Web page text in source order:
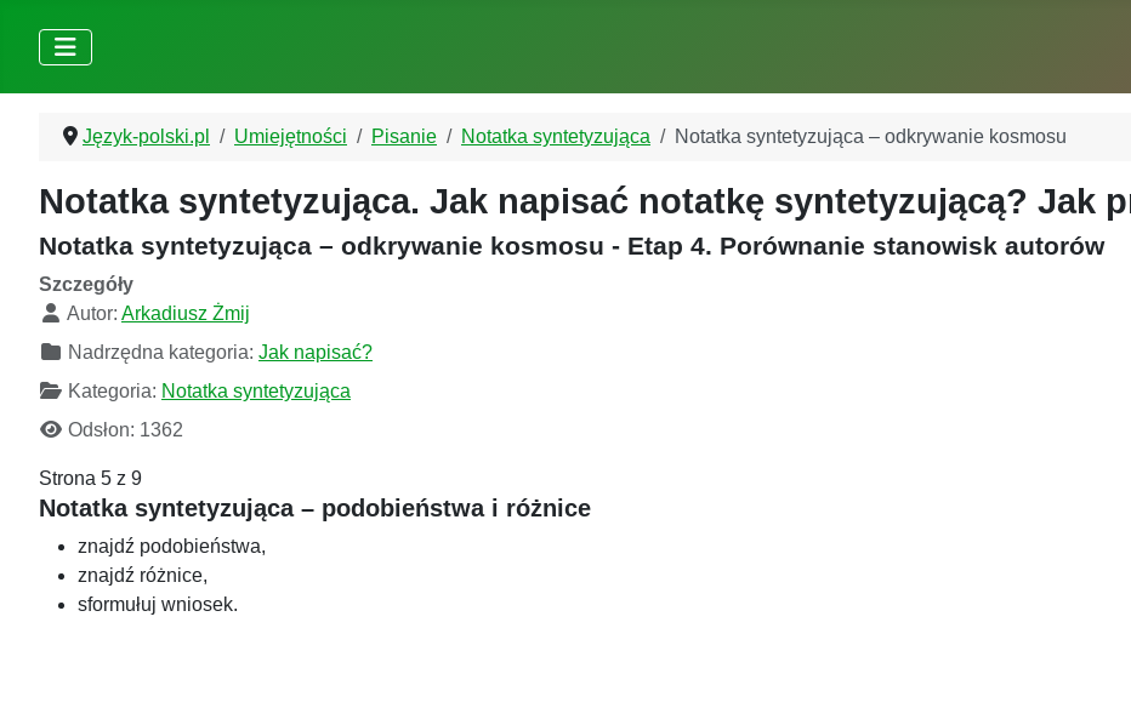
Język-polski.pl Umiejętności Pisanie Notatka syntetyzująca Notatka syntetyzująca – odkrywanie kosmosu
Notatka syntetyzująca. Jak napisać notatkę syntetyzującą? Jak
Notatka syntetyzująca – odkrywanie kosmosu - Etap 4. Porównanie stanowisk autorów
Szczegóły
Autor: Arkadiusz Żmij
Nadrzędna kategoria: Jak napisać?
Kategoria: Notatka syntetyzująca
Odsłon: 1362
Strona 5 z 9
Notatka syntetyzująca – podobieństwa i różnice
znajdź podobieństwa,
znajdź różnice,
sformułuj wniosek.